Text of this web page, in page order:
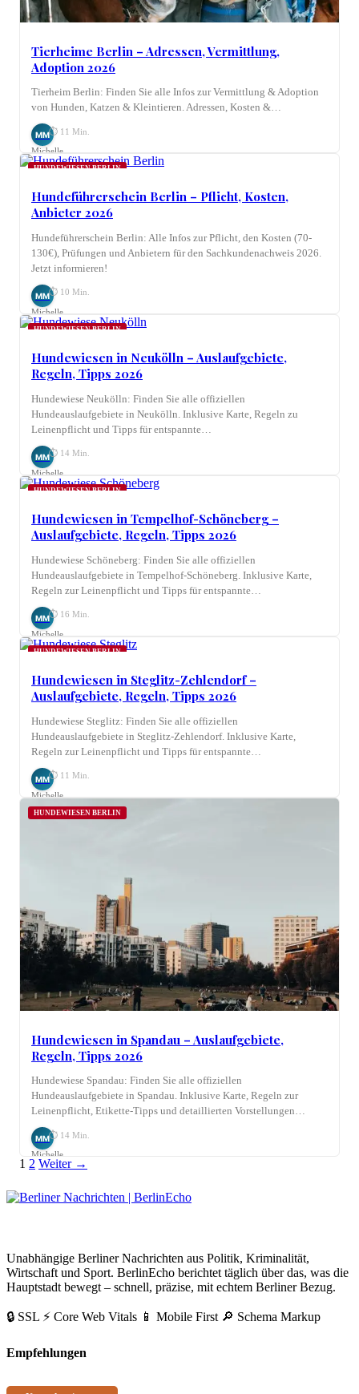
Tierheime Berlin – Adressen, Vermittlung,
Adoption 2026
Tierheim Berlin: Finden Sie alle Infos zur Vermittlung & Adoption
von Hunden, Katzen & Kleintieren. Adressen, Kosten &…
MM
Michelle
Möhring
⏱ 11 Min.
HUNDEWIESEN BERLIN
Hundeführerschein Berlin – Pflicht, Kosten,
Anbieter 2026
Hundeführerschein Berlin: Alle Infos zur Pflicht, den Kosten (70-
130€), Prüfungen und Anbietern für den Sachkundenachweis 2026.
Jetzt informieren!
MM
Michelle
Möhring
⏱ 10 Min.
HUNDEWIESEN BERLIN
Hundewiesen in Neukölln – Auslaufgebiete,
Regeln, Tipps 2026
Hundewiese Neukölln: Finden Sie alle offiziellen
Hundeauslaufgebiete in Neukölln. Inklusive Karte, Regeln zu
Leinenpflicht und Tipps für entspannte…
MM
Michelle
Möhring
⏱ 14 Min.
HUNDEWIESEN BERLIN
Hundewiesen in Tempelhof-Schöneberg –
Auslaufgebiete, Regeln, Tipps 2026
Hundewiese Schöneberg: Finden Sie alle offiziellen
Hundeauslaufgebiete in Tempelhof-Schöneberg. Inklusive Karte,
Regeln zur Leinenpflicht und Tipps für entspannte…
MM
Michelle
Möhring
⏱ 16 Min.
HUNDEWIESEN BERLIN
Hundewiesen in Steglitz-Zehlendorf –
Auslaufgebiete, Regeln, Tipps 2026
Hundewiese Steglitz: Finden Sie alle offiziellen
Hundeauslaufgebiete in Steglitz-Zehlendorf. Inklusive Karte,
Regeln zur Leinenpflicht und Tipps für entspannte…
MM
Michelle
Möhring
⏱ 11 Min.
HUNDEWIESEN BERLIN
Hundewiesen in Spandau – Auslaufgebiete,
Regeln, Tipps 2026
Hundewiese Spandau: Finden Sie alle offiziellen
Hundeauslaufgebiete in Spandau. Inklusive Karte, Regeln zur
Leinenpflicht, Etikette-Tipps und detaillierten Vorstellungen…
MM
Michelle
Möhring
⏱ 14 Min.
Seitennummerierung
der
Beiträge
1 2 Link
Weiter →
Unabhängige Berliner Nachrichten aus Politik, Kriminalität,
Wirtschaft und Sport. BerlinEcho berichtet täglich über das, was die
Hauptstadt bewegt – schnell, präzise, mit echtem Berliner Bezug.
🔒 SSL ⚡ Core Web Vitals 📱 Mobile First 🔎 Schema Markup
Empfehlungen